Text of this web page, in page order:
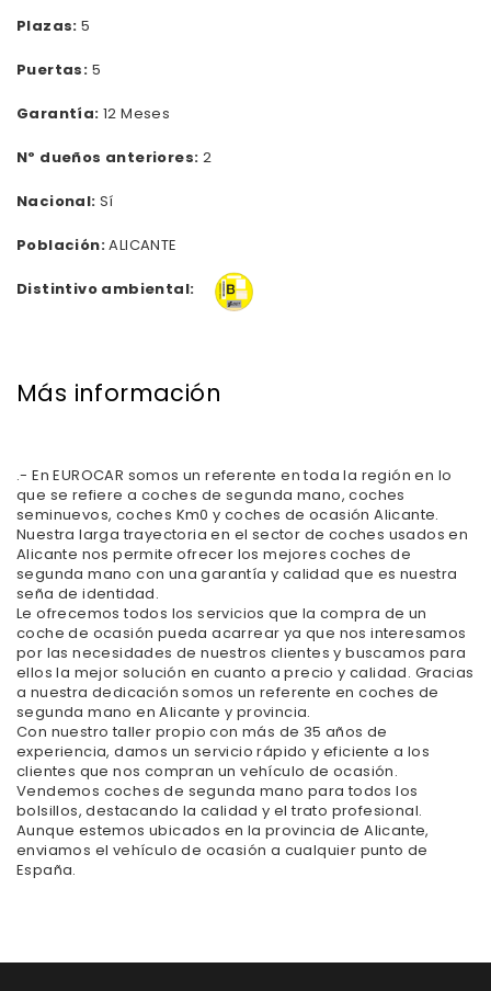
Plazas: 5
Puertas: 5
Garantía: 12 Meses
Nº dueños anteriores: 2
Nacional: Sí
Población:ALICANTE
Distintivo ambiental:
Más información
.- En EUROCAR somos un referente en toda la región en lo
que se refiere a coches de segunda mano, coches
seminuevos, coches Km0 y coches de ocasión Alicante.
Nuestra larga trayectoria en el sector de coches usados en
Alicante nos permite ofrecer los mejores coches de
segunda mano con una garantía y calidad que es nuestra
seña de identidad.
Le ofrecemos todos los servicios que la compra de un
coche de ocasión pueda acarrear ya que nos interesamos
por las necesidades de nuestros clientes y buscamos para
ellos la mejor solución en cuanto a precio y calidad. Gracias
a nuestra dedicación somos un referente en coches de
segunda mano en Alicante y provincia.
Con nuestro taller propio con más de 35 años de
experiencia, damos un servicio rápido y eficiente a los
clientes que nos compran un vehículo de ocasión.
Vendemos coches de segunda mano para todos los
bolsillos, destacando la calidad y el trato profesional.
Aunque estemos ubicados en la provincia de Alicante,
enviamos el vehículo de ocasión a cualquier punto de
España.